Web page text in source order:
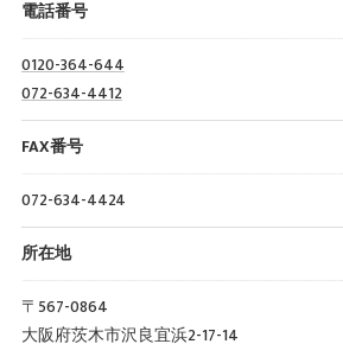
電話番号
0120-364-644
072-634-4412
FAX番号
072-634-4424
所在地
〒567-0864
大阪府茨木市沢良宜浜2-17-14